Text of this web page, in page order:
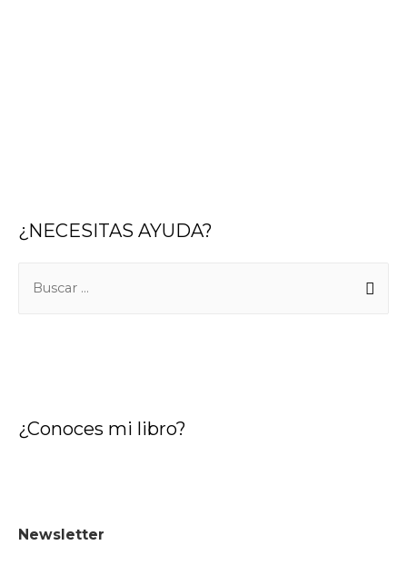
¿NECESITAS AYUDA?
¿Conoces mi libro?
Newsletter